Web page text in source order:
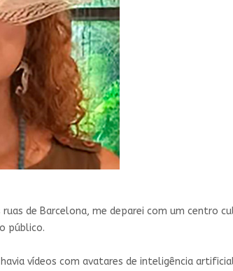
ruas de Barcelona, me deparei com um
público.
havia vídeos com avatares de inteligência